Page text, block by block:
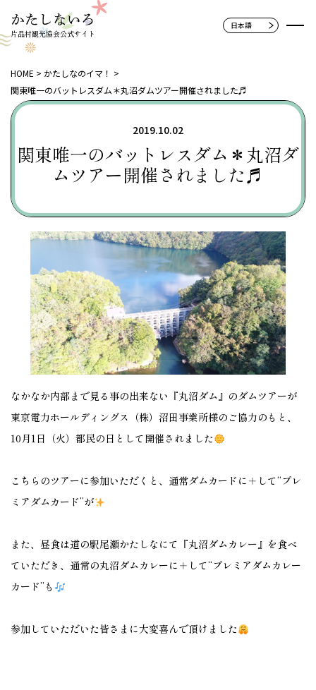
片品村観光協会公式サイト
HOME
かたしなのイマ！
関東唯一のバットレスダム＊丸沼ダムツアー開催されました♬
2019.10.02
関東唯一のバットレスダム＊丸沼ダ
ムツアー開催されました♬
なかなか内部まで見る事の出来ない『丸沼ダム』のダムツアーが
東京電力ホールディングス（株）沼田事業所様のご協力のもと、
10月1日（火）都民の日として開催されました
こちらのツアーに参加いただくと、通常ダムカードに＋して“プレ
ミアダムカード”が
また、昼食は道の駅尾瀬かたしなにて『丸沼ダムカレー』を食べ
ていただき、通常の丸沼ダムカレーに＋して“プレミアダムカレー
カード”も
参加していただいた皆さまに大変喜んで頂けました